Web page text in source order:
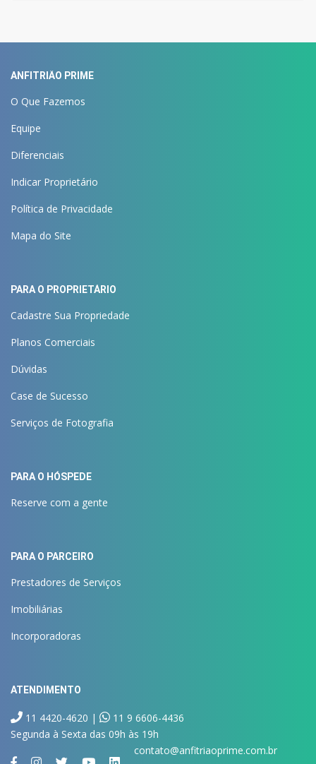
ANFITRIÃO PRIME
O Que Fazemos
Equipe
Diferenciais
Indicar Proprietário
Política de Privacidade
Mapa do Site
PARA O PROPRIETÁRIO
Cadastre Sua Propriedade
Planos Comerciais
Dúvidas
Case de Sucesso
Serviços de Fotografia
PARA O HÓSPEDE
Reserve com a gente
PARA O PARCEIRO
Prestadores de Serviços
Imobiliárias
Incorporadoras
ATENDIMENTO
11 4420-4620 |
11 9 6606-4436
Segunda à Sexta das 09h às 19h
contato@anfitriaoprime.com.br